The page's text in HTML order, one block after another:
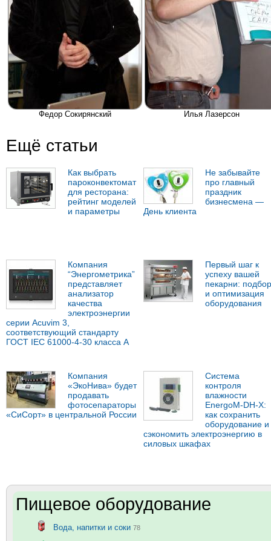
Федор Сокирянский Илья Лазерсон
Ещё статьи
Как выбрать
пароконвектомат
для ресторана:
рейтинг моделей
и параметры
Не забывайте
про главный
праздник
бизнесмена —
День клиента
Компания
“Энергометрика”
представляет
анализатор
качества
электроэнергии
серии Acuvim 3,
соответствующий стандарту
ГОСТ IEC 61000-4-30 класса А
Первый шаг к
успеху вашей
пекарни: подбор
и оптимизация
оборудования
Компания
«ЭкоНива» будет
продавать
фотосепараторы
«СиСорт» в центральной России
Система
контроля
влажности
EnergoM-DH-X:
как сохранить
оборудование и
сэкономить электроэнергию в
силовых шкафах
Пищевое оборудование
Вода, напитки и соки 78